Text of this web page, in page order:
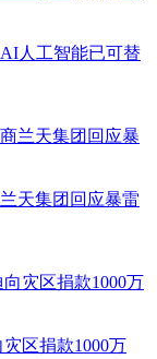
人工智能已可替
天集团回应暴雷
区捐款1000万